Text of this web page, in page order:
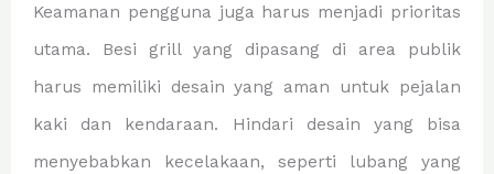
Keamanan pengguna juga harus menjadi prioritas
utama. Besi grill yang dipasang di area publik
harus memiliki desain yang aman untuk pejalan
kaki dan kendaraan. Hindari desain yang bisa
menyebabkan kecelakaan, seperti lubang yang